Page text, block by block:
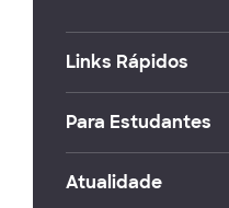
Links Rápidos
Para Estudantes
Atualidade